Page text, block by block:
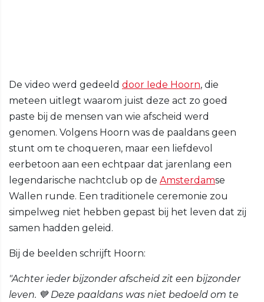
De video werd gedeeld door Iede Hoorn, die
meteen uitlegt waarom juist deze act zo goed
paste bij de mensen van wie afscheid werd
genomen. Volgens Hoorn was de paaldans geen
stunt om te choqueren, maar een liefdevol
eerbetoon aan een echtpaar dat jarenlang een
legendarische nachtclub op de Amsterdamse
Wallen runde. Een traditionele ceremonie zou
simpelweg niet hebben gepast bij het leven dat zij
samen hadden geleid.
Bij de beelden schrijft Hoorn:
"Achter ieder bijzonder afscheid zit een bijzonder
leven. 💙 Deze paaldans was niet bedoeld om te